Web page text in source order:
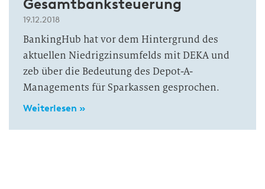
Gesamtbanksteuerung
19.12.2018
BankingHub hat vor dem Hintergrund des
aktuellen Niedrigzinsumfelds mit DEKA und
zeb über die Bedeutung des Depot-A-
Managements für Sparkassen gesprochen.
Weiterlesen »